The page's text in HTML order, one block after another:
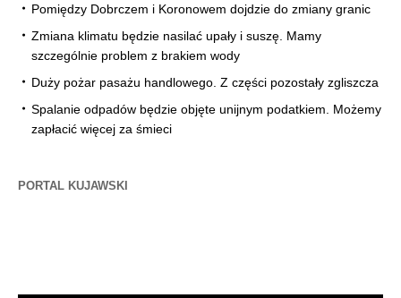
Pomiędzy Dobrczem i Koronowem dojdzie do zmiany granic
Zmiana klimatu będzie nasilać upały i suszę. Mamy
szczególnie problem z brakiem wody
Duży pożar pasażu handlowego. Z części pozostały zgliszcza
Spalanie odpadów będzie objęte unijnym podatkiem. Możemy
zapłacić więcej za śmieci
PORTAL KUJAWSKI